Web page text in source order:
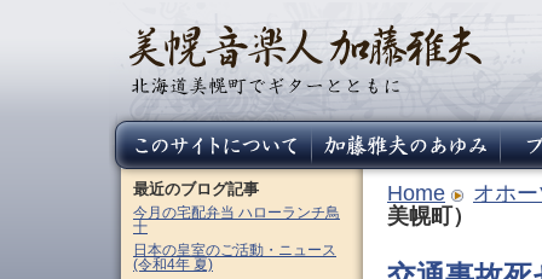
Home
オホ
美幌町）
最近のブログ記事
今月の宅配弁当 ハローランチ鳥
十
日本の皇室のご活動・ニュース
(令和4年 夏)